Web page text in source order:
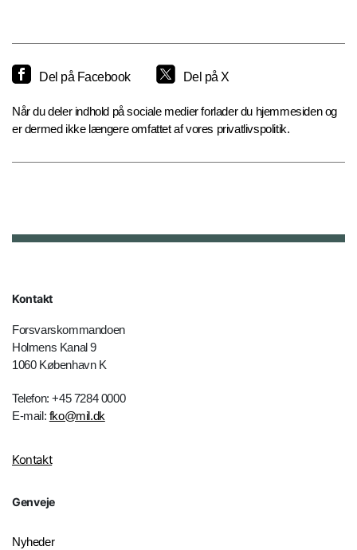
Del på Facebook Del på X
Når du deler indhold på sociale medier forlader du hjemmesiden og
er dermed ikke længere omfattet af vores privatlivspolitik.
Kontakt
Forsvarskommandoen
Holmens Kanal 9
1060 København K
Telefon: +45 7284 0000
E-mail: fko@mil.dk
Kontakt
Genveje
Nyheder